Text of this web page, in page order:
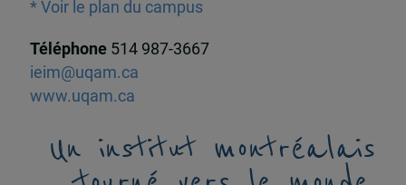
* Voir le plan du campus
Téléphone 514 987-3667
ieim@uqam.ca
www.uqam.ca
Un institut montréalais